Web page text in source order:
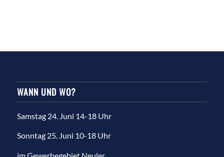
WANN UND WO?
Samstag 24. Juni 14-18 Uhr
Sonntag 25. Juni 10-18 Uhr